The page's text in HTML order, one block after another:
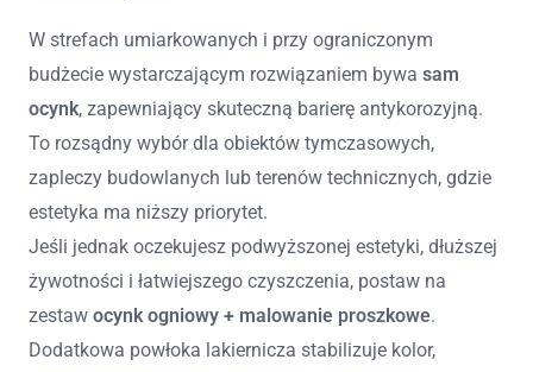
W strefach umiarkowanych i przy ograniczonym
budżecie wystarczającym rozwiązaniem bywa sam
ocynk, zapewniający skuteczną barierę antykorozyjną.
To rozsądny wybór dla obiektów tymczasowych,
zapleczy budowlanych lub terenów technicznych, gdzie
estetyka ma niższy priorytet.
Jeśli jednak oczekujesz podwyższonej estetyki, dłuższej
żywotności i łatwiejszego czyszczenia, postaw na
zestaw ocynk ogniowy + malowanie proszkowe.
Dodatkowa powłoka lakiernicza stabilizuje kolor,